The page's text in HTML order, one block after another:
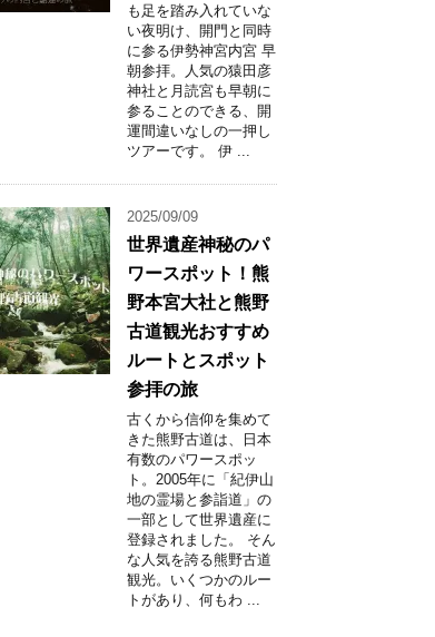
も足を踏み入れていな
い夜明け、開門と同時
に参る伊勢神宮内宮 早
朝参拝。人気の猿田彦
神社と月読宮も早朝に
参ることのできる、開
運間違いなしの一押し
ツアーです。 伊 ...
2025/09/09
世界遺産神秘のパ
ワースポット！熊
野本宮大社と熊野
古道観光おすすめ
ルートとスポット
参拝の旅
古くから信仰を集めて
きた熊野古道は、日本
有数のパワースポッ
ト。2005年に「紀伊山
地の霊場と参詣道」の
一部として世界遺産に
登録されました。 そん
な人気を誇る熊野古道
観光。いくつかのルー
トがあり、何もわ ...